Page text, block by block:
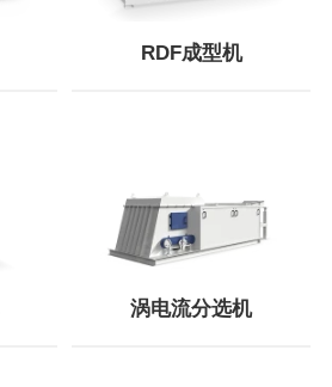
RDF成型机
涡电流分选机